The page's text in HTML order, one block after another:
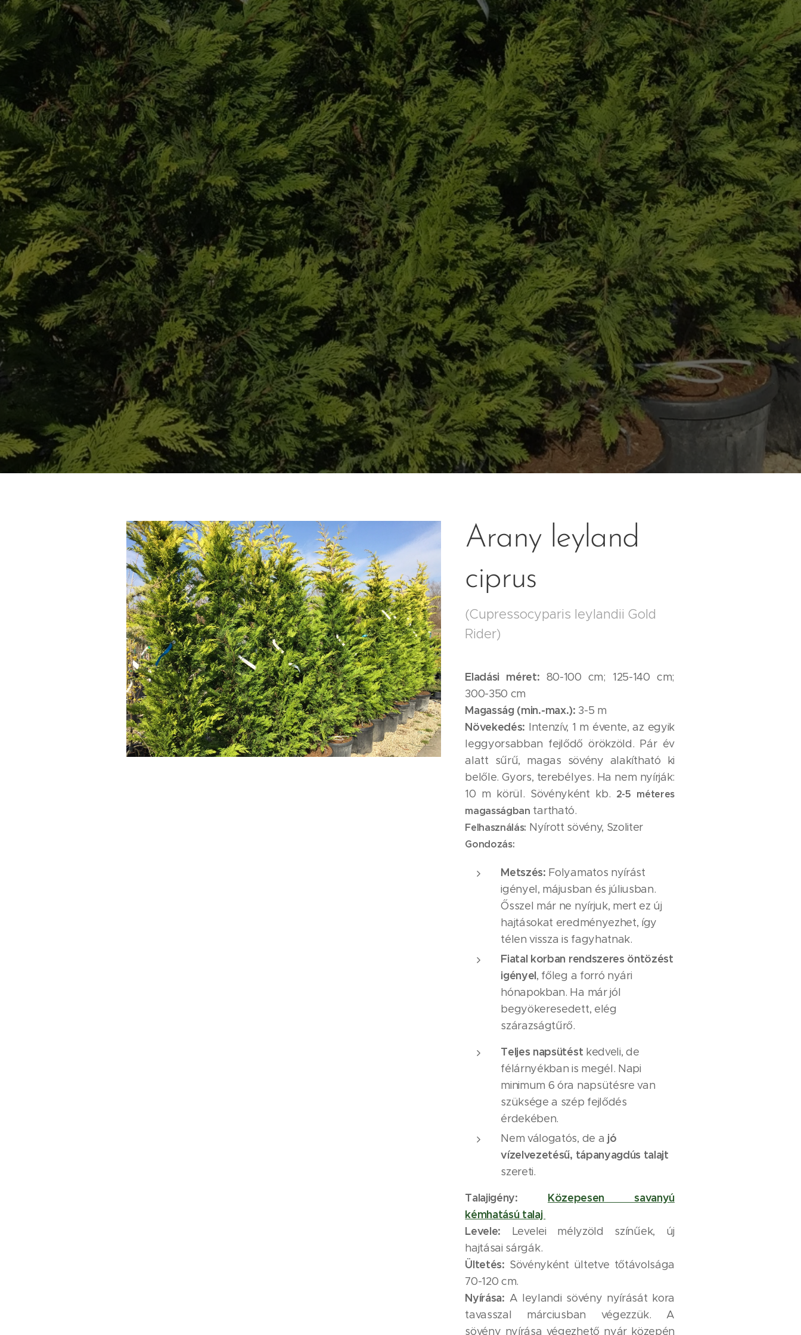
Arany leyland
ciprus
(Cupressocyparis leylandii Gold
Rider)
Eladási méret: 80-100 cm; 125-140 cm;
300-350 cm
Magasság (min.-max.): 3-5 m
Növekedés: Intenzív, 1 m évente, az egyik
leggyorsabban fejlődő örökzöld. Pár év
alatt sűrű, magas sövény alakítható ki
belőle. Gyors, terebélyes. Ha nem nyírják:
10 m körül. Sövényként kb. 2-5 méteres
magasságban tartható.
Felhasználás: Nyírott sövény, Szoliter
Gondozás:
Metszés: Folyamatos nyírást
igényel, májusban és júliusban.
Ősszel már ne nyírjuk, mert ez új
hajtásokat eredményezhet, így
télen vissza is fagyhatnak.
Fiatal korban rendszeres öntözést
igényel, főleg a forró nyári
hónapokban. Ha már jól
begyökeresedett, elég
szárazságtűrő.
Teljes napsütést kedveli, de
félárnyékban is megél. Napi
minimum 6 óra napsütésre van
szüksége a szép fejlődés
érdekében.
Nem válogatós, de a jó
vízelvezetésű, tápanyagdús talajt
szereti.
Talajigény: Közepesen savanyú
kémhatású talaj
Levele: Levelei mélyzöld színűek, új
hajtásai sárgák.
Ültetés: Sövényként ültetve tőtávolsága
70-120 cm.
Nyírása: A leylandi sövény nyírását kora
tavasszal márciusban végezzük. A
sövény nyírása végezhető nyár közepén